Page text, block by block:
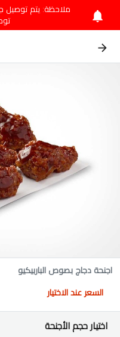
ملاحظة: يتم توصيل
اجنحة دجاج بصوص الباربيكيو
السعر عند الاختيار
اختيار حجم الأجنحة